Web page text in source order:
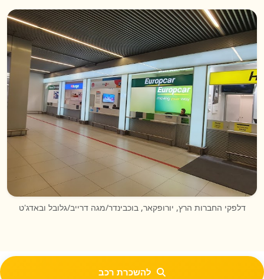
דלפקי החברות הרץ, יורופקאר, בוכבינדר/מגה דרייב/גלובל ובאדג'ט
להשכרת רכב